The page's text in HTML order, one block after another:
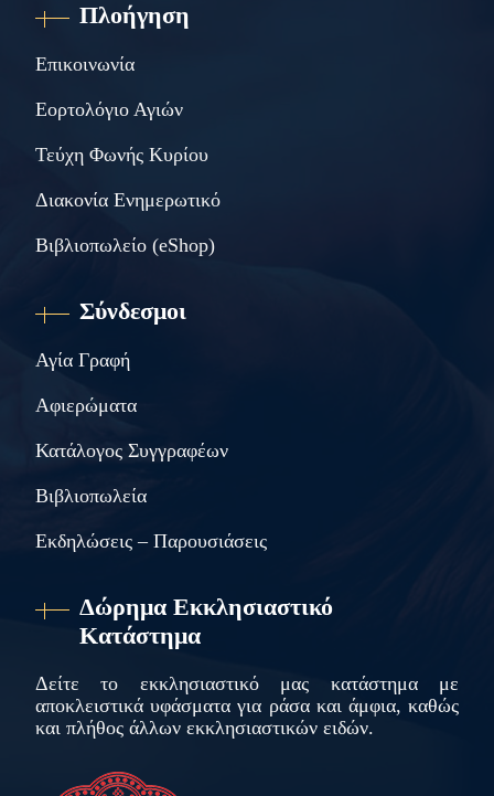
Πλοήγηση
Επικοινωνία
Εορτολόγιο Αγιών
Τεύχη Φωνής Κυρίου
Διακονία Ενημερωτικό
Βιβλιοπωλείο (eShop)
Σύνδεσμοι
Αγία Γραφή
Αφιερώματα
Κατάλογος Συγγραφέων
Βιβλιοπωλεία
Εκδηλώσεις – Παρουσιάσεις
Δώρημα Εκκλησιαστικό
Κατάστημα
Δείτε το εκκλησιαστικό μας κατάστημα με
αποκλειστικά υφάσματα για ράσα και άμφια, καθώς
και πλήθος άλλων εκκλησιαστικών ειδών.